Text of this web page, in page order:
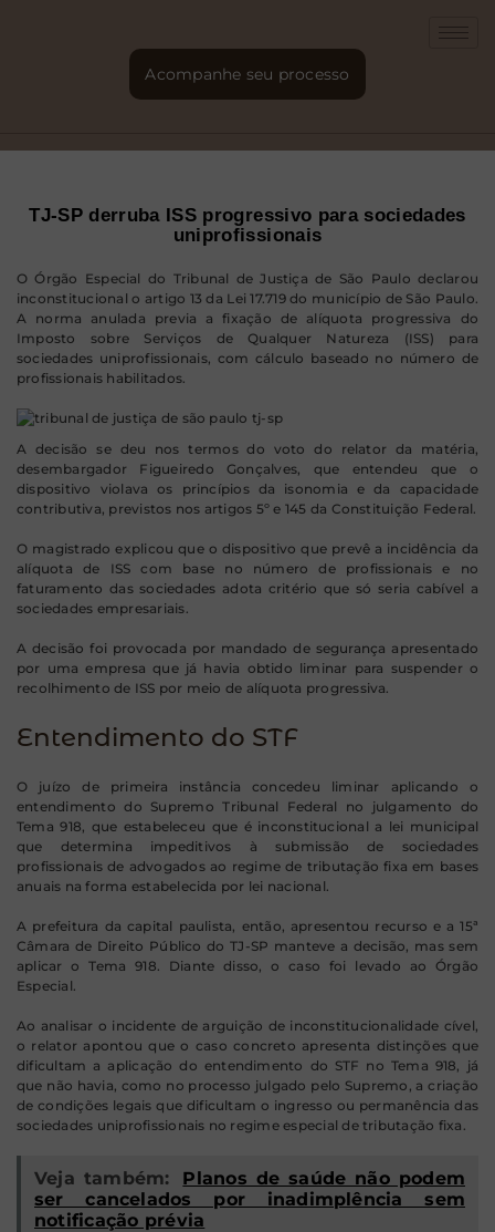
Acompanhe seu processo
TJ-SP derruba ISS progressivo para sociedades
uniprofissionais
O Órgão Especial do Tribunal de Justiça de São Paulo declarou
inconstitucional o artigo 13 da Lei 17.719 do município de São Paulo.
A norma anulada previa a fixação de alíquota progressiva do
Imposto sobre Serviços de Qualquer Natureza (ISS) para
sociedades uniprofissionais, com cálculo baseado no número de
profissionais habilitados.
A decisão se deu nos termos do voto do relator da matéria,
desembargador Figueiredo Gonçalves, que entendeu que o
dispositivo violava os princípios da isonomia e da capacidade
contributiva, previstos nos artigos 5º e 145 da Constituição Federal.
O magistrado explicou que o dispositivo que prevê a incidência da
alíquota de ISS com base no número de profissionais e no
faturamento das sociedades adota critério que só seria cabível a
sociedades empresariais.
A decisão foi provocada por mandado de segurança apresentado
por uma empresa que já havia obtido liminar para suspender o
recolhimento de ISS por meio de alíquota progressiva.
Entendimento do STF
O juízo de primeira instância concedeu liminar aplicando o
entendimento do Supremo Tribunal Federal no julgamento do
Tema 918, que estabeleceu que é inconstitucional a lei municipal
que determina impeditivos à submissão de sociedades
profissionais de advogados ao regime de tributação fixa em bases
anuais na forma estabelecida por lei nacional.
A prefeitura da capital paulista, então, apresentou recurso e a 15ª
Câmara de Direito Público do TJ-SP manteve a decisão, mas sem
aplicar o Tema 918. Diante disso, o caso foi levado ao Órgão
Especial.
Ao analisar o incidente de arguição de inconstitucionalidade cível,
o relator apontou que o caso concreto apresenta distinções que
dificultam a aplicação do entendimento do STF no Tema 918, já
que não havia, como no processo julgado pelo Supremo, a criação
de condições legais que dificultam o ingresso ou permanência das
sociedades uniprofissionais no regime especial de tributação fixa.
Veja também:
Planos de saúde não podem
ser cancelados por inadimplência sem
notificação prévia